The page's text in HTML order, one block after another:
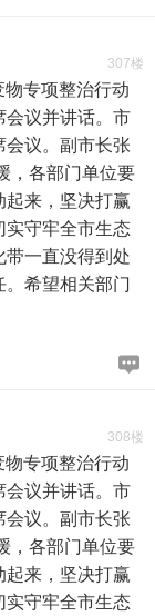
307楼
专项整治行动
会议并讲话。市
会议。副市长张
，各部门单位要
起来，坚决打赢
实守牢全市生态
带一直没得到处
希望相关部门
308楼
专项整治行动
会议并讲话。市
会议。副市长张
，各部门单位要
起来，坚决打赢
实守牢全市生态